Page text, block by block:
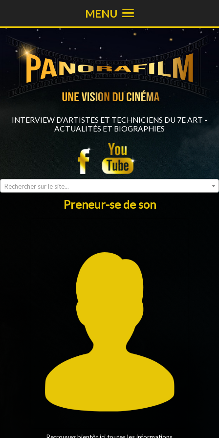
INTERVIEW D'ARTISTES ET TECHNICIENS DU 7E ART -
ACTUALITÉS ET BIOGRAPHIES
Rechercher sur le site...
MENU
Preneur-se de son